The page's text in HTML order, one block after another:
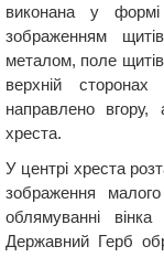
виконана у
зображенням
металом, поле
верхній
направлено вгору,
хреста.
У центрі хреста
зображення
облямуванні
Державний Герб